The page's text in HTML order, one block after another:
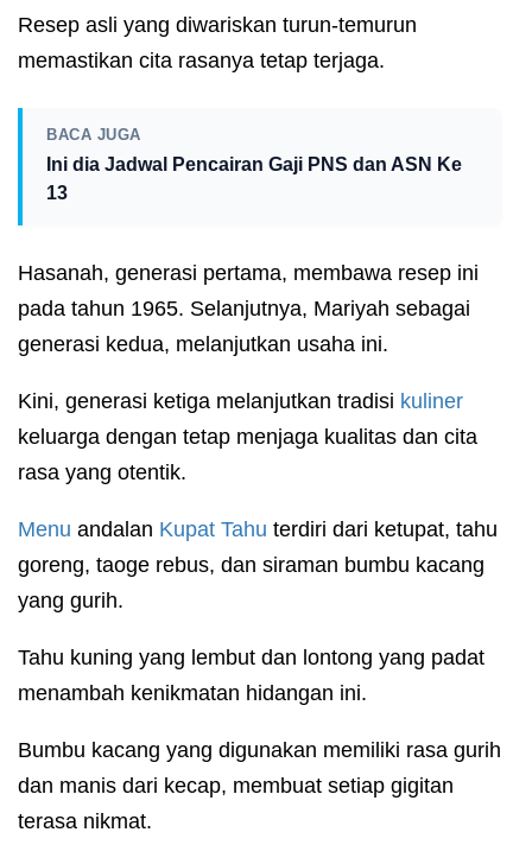
Resep asli yang diwariskan turun-temurun
memastikan cita rasanya tetap terjaga.
BACA JUGA
Ini dia Jadwal Pencairan Gaji PNS dan ASN Ke
13
Hasanah, generasi pertama, membawa resep ini
pada tahun 1965. Selanjutnya, Mariyah sebagai
generasi kedua, melanjutkan usaha ini.
Kini, generasi ketiga melanjutkan tradisi kuliner
keluarga dengan tetap menjaga kualitas dan cita
rasa yang otentik.
Menu andalan Kupat Tahu terdiri dari ketupat, tahu
goreng, taoge rebus, dan siraman bumbu kacang
yang gurih.
Tahu kuning yang lembut dan lontong yang padat
menambah kenikmatan hidangan ini.
Bumbu kacang yang digunakan memiliki rasa gurih
dan manis dari kecap, membuat setiap gigitan
terasa nikmat.